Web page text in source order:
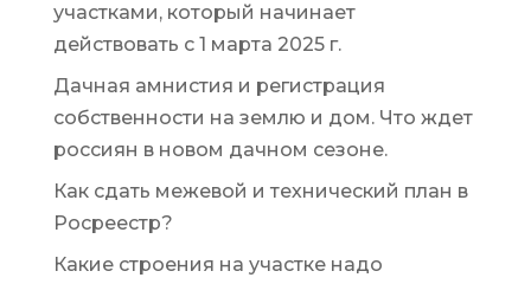
участками, который начинает
действовать с 1 марта 2025 г.
Дачная амнистия и регистрация
собственности на землю и дом. Что ждет
россиян в новом дачном сезоне.
Как сдать межевой и технический план в
Росреестр?
Какие строения на участке надо